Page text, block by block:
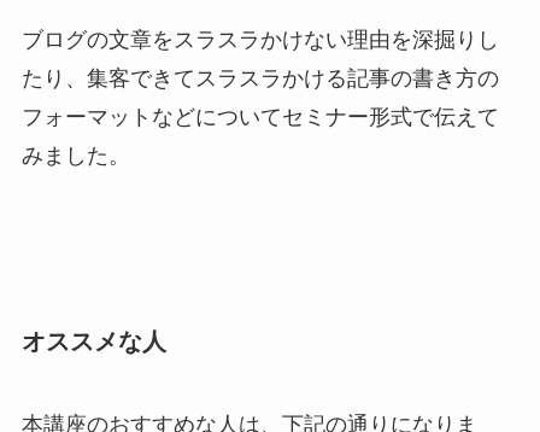
ブログの文章をスラスラかけない理由を深掘りし
たり、集客できてスラスラかける記事の書き方の
フォーマットなどについてセミナー形式で伝えて
みました。
オススメな人
本講座のおすすめな人は、下記の通りになりま